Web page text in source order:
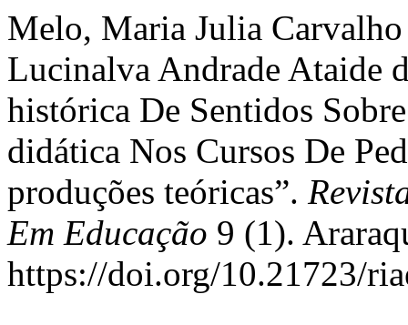
Melo, Maria Julia
Lucinalva Andrade Ataide
histórica De Sentidos
didática Nos Cursos De
produções teóricas”.
Em Educação 9 (1).
https://doi.org/10.21723/